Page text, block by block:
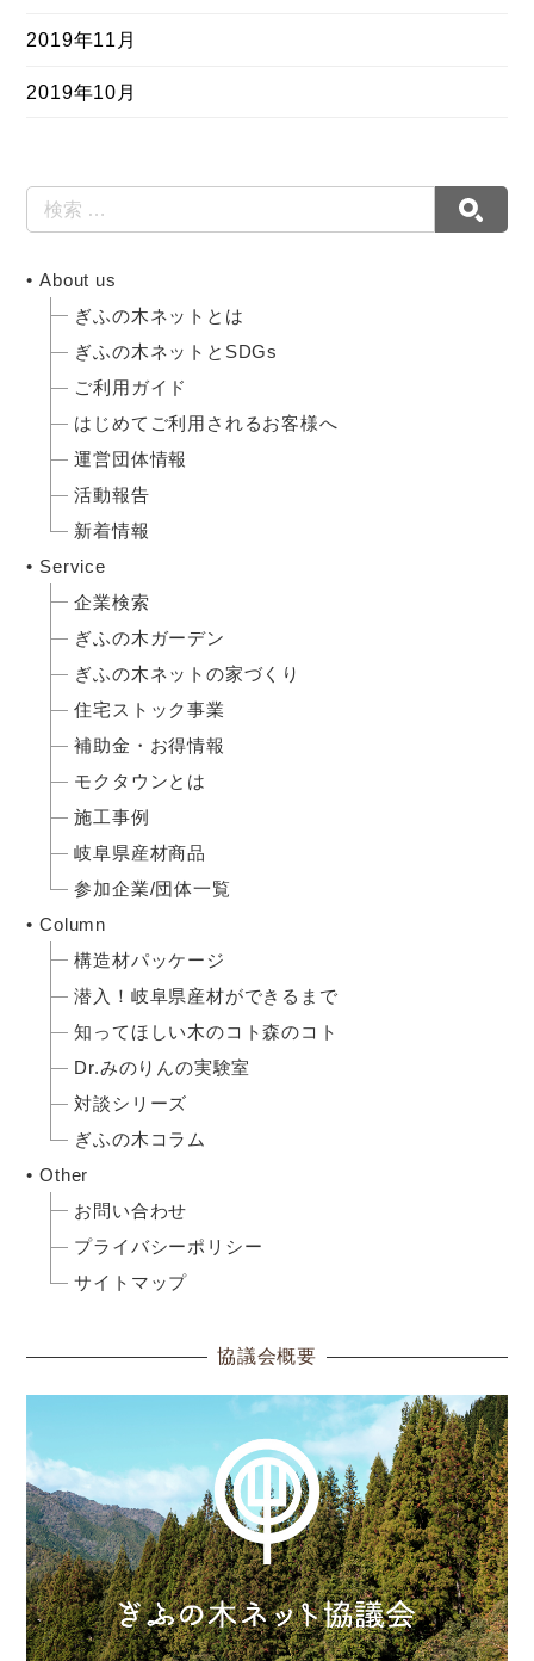
2019年11月
2019年10月
About us
ぎふの木ネットとは
ぎふの木ネットとSDGs
ご利用ガイド
はじめてご利用されるお客様へ
運営団体情報
活動報告
新着情報
Service
企業検索
ぎふの木ガーデン
ぎふの木ネットの家づくり
住宅ストック事業
補助金・お得情報
モクタウンとは
施工事例
岐阜県産材商品
参加企業/団体一覧
Column
構造材パッケージ
潜入！岐阜県産材ができるまで
知ってほしい木のコト森のコト
Dr.みのりんの実験室
対談シリーズ
ぎふの木コラム
Other
お問い合わせ
プライバシーポリシー
サイトマップ
協議会概要